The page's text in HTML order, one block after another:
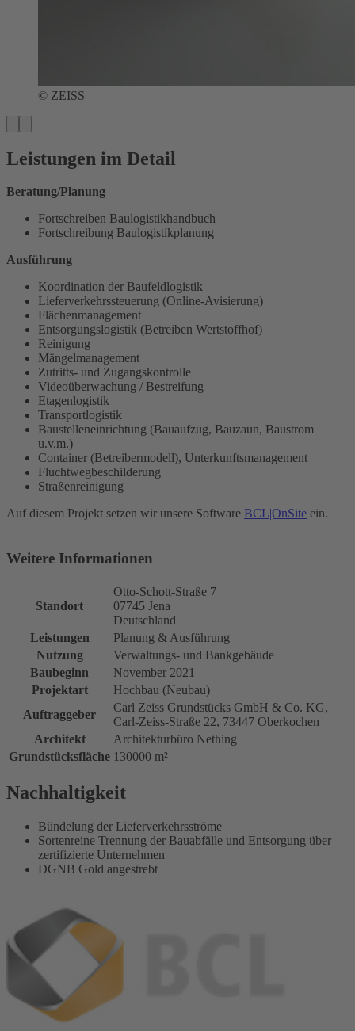
© ZEISS
Leistungen im Detail
Beratung/Planung
Fortschreiben Baulogistikhandbuch
Fortschreibung Baulogistikplanung
Ausführung
Koordination der Baufeldlogistik
Lieferverkehrssteuerung (Online-Avisierung)
Flächenmanagement
Entsorgungslogistik (Betreiben Wertstoffhof)
Reinigung
Mängelmanagement
Zutritts- und Zugangskontrolle
Videoüberwachung / Bestreifung
Etagenlogistik
Transportlogistik
Baustelleneinrichtung (Bauaufzug, Bauzaun, Baustrom
u.v.m.)
Container (Betreibermodell), Unterkunftsmanagement
Fluchtwegbeschilderung
Straßenreinigung
Auf diesem Projekt setzen wir unsere Software BCL|OnSite ein.
Weitere Informationen
Standort
Otto-Schott-Straße 7
07745 Jena
Deutschland
Leistungen
Planung & Ausführung
Nutzung
Verwaltungs- und Bankgebäude
Baubeginn
November 2021
Projektart
Hochbau (Neubau)
Auftraggeber
Carl Zeiss Grundstücks GmbH & Co. KG,
Carl-Zeiss-Straße 22, 73447 Oberkochen
Architekt
Architekturbüro Nething
Grundstücksfläche 130000 m²
Nachhaltigkeit
Bündelung der Lieferverkehrsströme
Sortenreine Trennung der Bauabfälle und Entsorgung über
zertifizierte Unternehmen
DGNB Gold angestrebt